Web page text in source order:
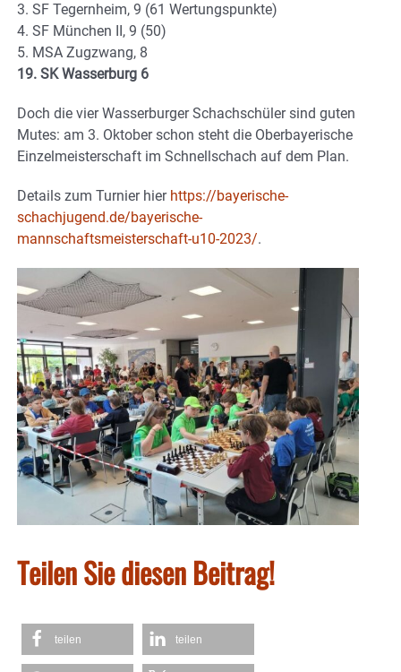
3. SF Tegernheim, 9 (61 Wertungspunkte)
4. SF München II, 9 (50)
5. MSA Zugzwang, 8
19. SK Wasserburg 6
Doch die vier Wasserburger Schachschüler sind guten
Mutes: am 3. Oktober schon steht die Oberbayerische
Einzelmeisterschaft im Schnellschach auf dem Plan.
Details zum Turnier hierhttps://bayerische-
schachjugend.de/bayerische-
mannschaftsmeisterschaft-u10-2023/.
Teilen Sie diesen Beitrag!
teilen teilen